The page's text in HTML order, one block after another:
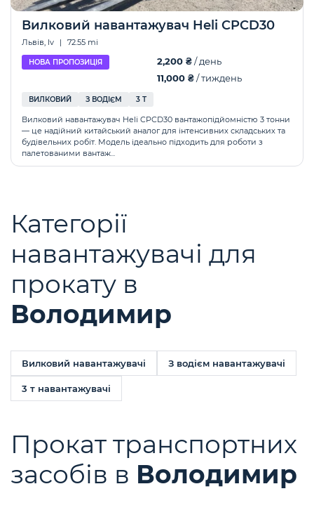
Вилковий навантажувач Heli CPCD30
Львів, lv | 72.55 mi
НОВА ПРОПОЗИЦІЯ 2,200 ₴/ день
11,000 ₴/ тиждень
ВИЛКОВИЙ З ВОДІЄМ 3 Т
Вилковий навантажувач Heli CPCD30 вантажопідйомністю 3 тонни
— це надійний китайський аналог для інтенсивних складських та
будівельних робіт. Модель ідеально підходить для роботи з
палетованими вантаж...
Категорії
навантажувачі для
прокату в
Володимир
Вилковий навантажувачі З водієм навантажувачі
3 т навантажувачі
Прокат транспортних
засобів в Володимир